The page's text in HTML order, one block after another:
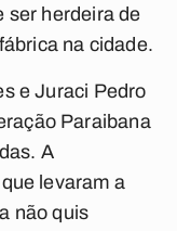
ser herdeira de
na cidade.
e Juraci Pedro
Paraibana
A
levaram a
não quis